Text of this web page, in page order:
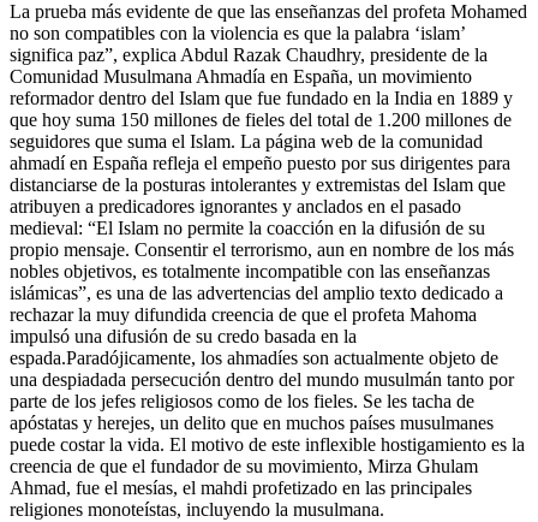
La prueba más evidente de que las enseñanzas del profeta Mohamed
no son compatibles con la violencia es que la palabra ‘islam’
significa paz”, explica Abdul Razak Chaudhry, presidente de la
Comunidad Musulmana Ahmadía en España, un movimiento
reformador dentro del Islam que fue fundado en la India en 1889 y
que hoy suma 150 millones de fieles del total de 1.200 millones de
seguidores que suma el Islam. La página web de la comunidad
ahmadí en España refleja el empeño puesto por sus dirigentes para
distanciarse de la posturas intolerantes y extremistas del Islam que
atribuyen a predicadores ignorantes y anclados en el pasado
medieval: “El Islam no permite la coacción en la difusión de su
propio mensaje. Consentir el terrorismo, aun en nombre de los más
nobles objetivos, es totalmente incompatible con las enseñanzas
islámicas”, es una de las advertencias del amplio texto dedicado a
rechazar la muy difundida creencia de que el profeta Mahoma
impulsó una difusión de su credo basada en la
espada.Paradójicamente, los ahmadíes son actualmente objeto de
una despiadada persecución dentro del mundo musulmán tanto por
parte de los jefes religiosos como de los fieles. Se les tacha de
apóstatas y herejes, un delito que en muchos países musulmanes
puede costar la vida. El motivo de este inflexible hostigamiento es la
creencia de que el fundador de su movimiento, Mirza Ghulam
Ahmad, fue el mesías, el mahdi profetizado en las principales
religiones monoteístas, incluyendo la musulmana.